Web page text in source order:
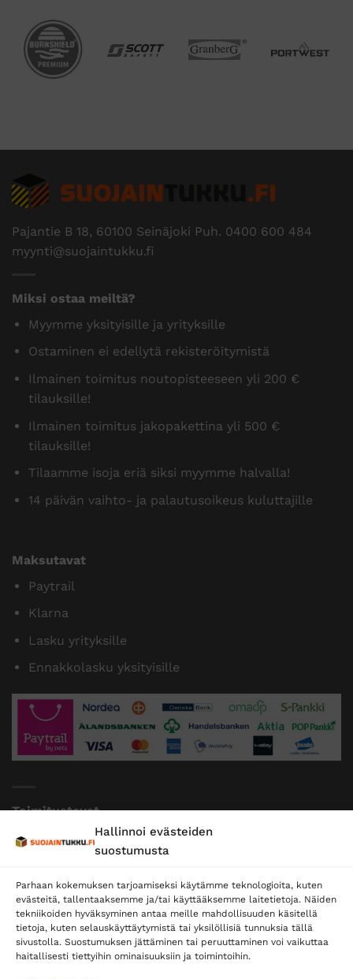
Hallinnoi evästeiden
suostumusta
Parhaan kokemuksen tarjoamiseksi käytämme teknologioita, kuten
evästeitä, tallentaaksemme ja/tai käyttääksemme laitetietoja. Näiden
tekniikoiden hyväksyminen antaa meille mahdollisuuden käsitellä
tietoja, kuten selauskäyttäytymistä tai yksilöllisiä tunnuksia tällä
sivustolla. Suostumuksen jättäminen tai peruuttaminen voi vaikuttaa
haitallisesti tiettyihin ominaisuuksiin ja toimintoihin.
Pajantie B 18, 60100 Seinäjoki Puh. 0400 600 484
myynti@suojaintukku.fi
Miksi ostaa meiltä?
Myymme yksityisille ja yrityksille
Ostaminen ei edellytä rekisteröitymistä
Ilmainen toimitus noutopisteeseen yli 200 €
tilauksille!
Ilmainen toimitus jakopakettina yli 500 €
tilauksille!
Tilaamme isoja eriä siksi myymme halvalla!
14 päivän vaihto- ja palautusoikeus kuluttajille
Maksutavat
Paytrail
Klarna
Lasku yrityksille
Ennakkolasku yksityisille
Toimitustavat
Posti
Postnord
Tilaa uutiskirje ja saat erikoisalennuksia